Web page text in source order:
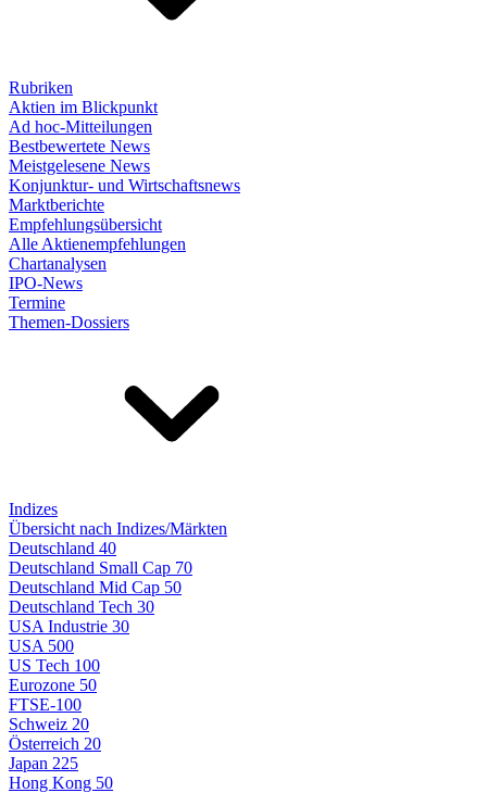
Rubriken
Aktien im Blickpunkt
Ad hoc-Mitteilungen
Bestbewertete News
Meistgelesene News
Konjunktur- und Wirtschaftsnews
Marktberichte
Empfehlungsübersicht
Alle Aktienempfehlungen
Chartanalysen
IPO-News
Termine
Themen-Dossiers
Indizes
Übersicht nach Indizes/Märkten
Deutschland 40
Deutschland Small Cap 70
Deutschland Mid Cap 50
Deutschland Tech 30
USA Industrie 30
USA 500
US Tech 100
Eurozone 50
FTSE-100
Schweiz 20
Österreich 20
Japan 225
Hong Kong 50